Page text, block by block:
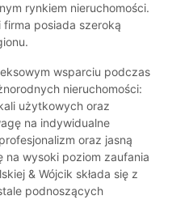
rynkiem nieruchomości.
firma posiada szeroką
wsparciu podczas
nieruchomości:
użytkowych oraz
na indywidualne
oraz jasną
na wysoki poziom zaufania
& Wójcik składa się z
podnoszących